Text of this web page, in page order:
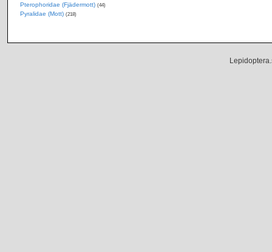
Pterophoridae (Fjädermott) (44)
Pyralidae (Mott) (218)